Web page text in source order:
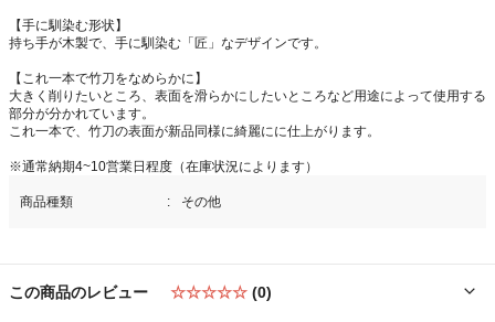
【手に馴染む形状】
持ち手が木製で、手に馴染む「匠」なデザインです。
【これ一本で竹刀をなめらかに】
大きく削りたいところ、表面を滑らかにしたいところなど用途によって使用する
部分が分かれています。
これ一本で、竹刀の表面が新品同様に綺麗にに仕上がります。
※通常納期4~10営業日程度（在庫状況によります）
商品種類 その他
この商品のレビュー ☆☆☆☆☆ (0)